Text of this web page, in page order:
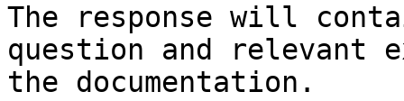
The response will
question and relevant
the documentation.